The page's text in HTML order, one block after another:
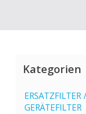
Kategorien
ERSATZFILTER /
GERÄTEFILTER